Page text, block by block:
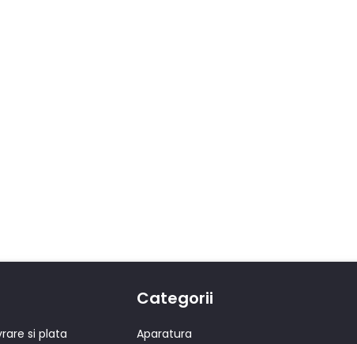
si plata
Categorii
Aparatura